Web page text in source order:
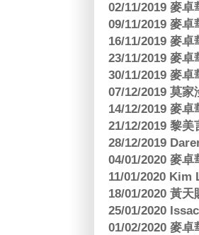
02/11/2019 麥
09/11/2019 麥
16/11/2019 麥
23/11/2019 麥
30/11/2019 麥
07/12/2019 莫
14/12/2019 麥
21/12/2019 黎
28/12/2019
04/01/2020 麥
11/01/2020
18/01/2020 黃
25/01/2020
01/02/2020 麥